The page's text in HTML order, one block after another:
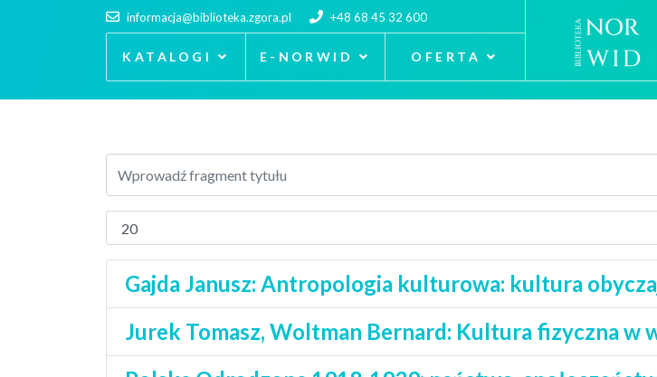
informacja@biblioteka.zgora.pl +48 68 45 32 600
KATALOGI E-NORWID OFERTA
Gajda Janusz: Antropologia kulturowa: kultura
Jurek Tomasz, Woltman Bernard: Kultura fizyczna